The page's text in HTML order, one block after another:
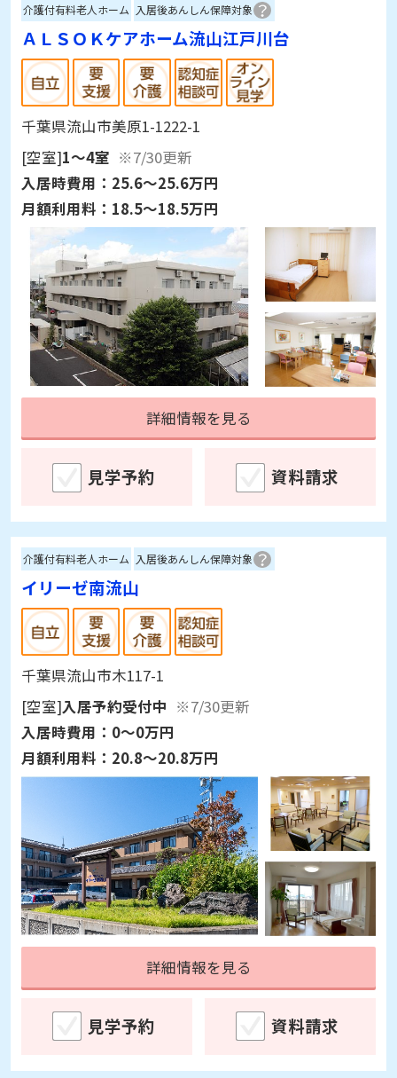
介護付有料老人ホーム 入居後あんしん保障対象
ＡＬＳＯＫケアホーム流山江戸川台
千葉県流山市美原1-1222-1
[空室]1～4室 ※7/30更新
入居時費用： 25.6～25.6万円
月額利用料： 18.5～18.5万円
詳細情報を見る
見学予約 資料請求
介護付有料老人ホーム 入居後あんしん保障対象
イリーゼ南流山
千葉県流山市木117-1
[空室]入居予約受付中 ※7/30更新
入居時費用： 0～0万円
月額利用料： 20.8～20.8万円
詳細情報を見る
見学予約 資料請求